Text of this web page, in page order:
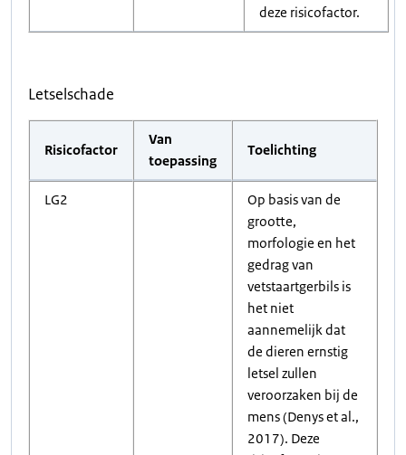
deze risicofactor.
Letselschade
Risicofactor
Van
toepassing
Toelichting
LG2
Op basis van de
grootte,
morfologie en het
gedrag van
vetstaartgerbils is
het niet
aannemelijk dat
de dieren ernstig
letsel zullen
veroorzaken bij de
mens (Denys et al.,
2017). Deze